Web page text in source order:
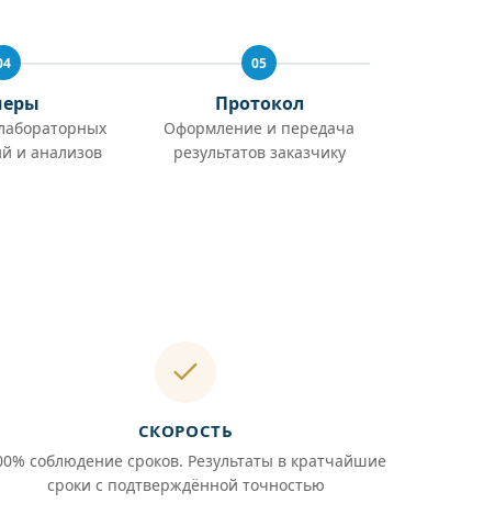
и анализов
05
Протокол
Оформление и передача
результатов заказчику
СКОРОСТЬ
соблюдение сроков. Результаты в кратчайшие
сроки с подтверждённой точностью